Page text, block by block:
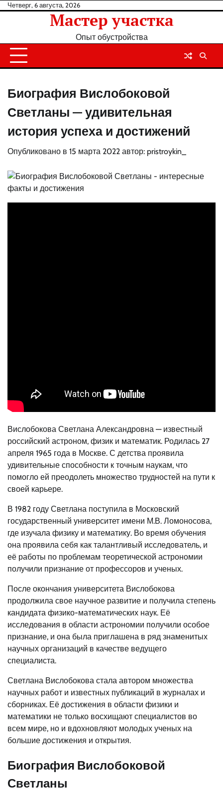
Перейти
Четверг, 6 августа, 2026
Мастер участка
Опыт обустройства
Биография Вислобоковой
Светланы — удивительная
история успеха и достижений
Опубликовано в 15 марта 2022 автор: pristroykin_
Вислобокова Светлана Александровна — известный
российский астроном, физик и математик. Родилась 27
апреля 1965 года в Москве. С детства проявила
удивительные способности к точным наукам, что
помогло ей преодолеть множество трудностей на пути к
своей карьере.
В 1982 году Светлана поступила в Московский
государственный университет имени М.В. Ломоносова,
где изучала физику и математику. Во время обучения
она проявила себя как талантливый исследователь, и
её работы по проблемам теоретической астрономии
получили признание от профессоров и ученых.
После окончания университета Вислобокова
продолжила свое научное развитие и получила степень
кандидата физико-математических наук. Её
исследования в области астрономии получили особое
признание, и она была приглашена в ряд знаменитых
научных организаций в качестве ведущего
специалиста.
Светлана Вислобокова стала автором множества
научных работ и известных публикаций в журналах и
сборниках. Её достижения в области физики и
математики не только восхищают специалистов во
всем мире, но и вдохновляют молодых ученых на
большие достижения и открытия.
Биография Вислобоковой
Светланы